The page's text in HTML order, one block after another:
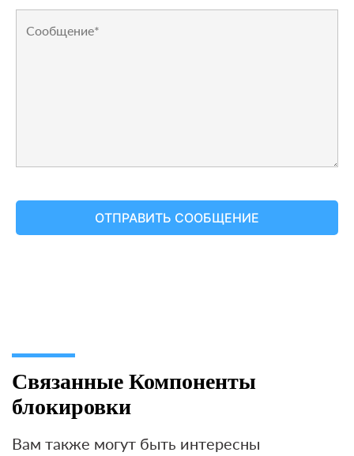
Связанные Компоненты
блокировки
Вам также могут быть интересны